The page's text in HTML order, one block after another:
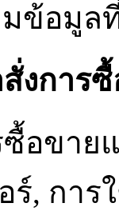
ข้อมูล
สั่งการ
อขาย
ร์, การ